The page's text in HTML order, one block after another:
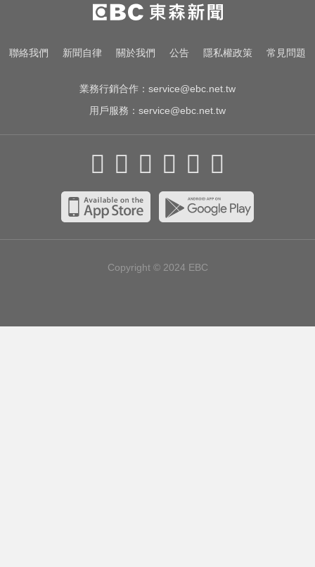
聯絡我們 新聞自律 關於我們 公告 隱私權政策 常見問題
業務行銷合作： service@ebc.net.tw
用戶服務： service@ebc.net.tw
Copyright © 2024 EBC